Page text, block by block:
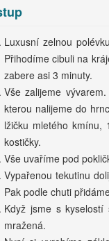
Luxusní zelnou
Přihodíme cibuli na
zabere asi 3 minuty.
Vše zalijeme
kterou nalijeme do
lžičku mletého
kostičky.
Vše uvaříme pod
Vypařenou tekutinu
Pak podle chuti
Když jsme s
mražená.